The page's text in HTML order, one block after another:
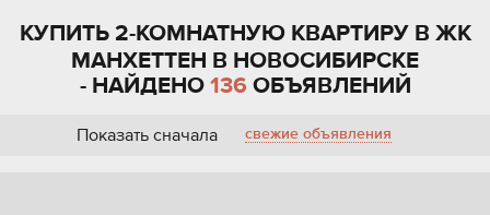
КУПИТЬ 2-КОМНАТНУЮ КВАРТИРУ В ЖК
МАНХЕТТЕН В НОВОСИБИРСКЕ
- НАЙДЕНО 136 ОБЪЯВЛЕНИЙ
Показать сначала свежие объявления